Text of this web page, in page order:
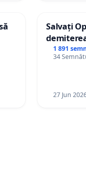
Salvați
1 891
34
27 Jun